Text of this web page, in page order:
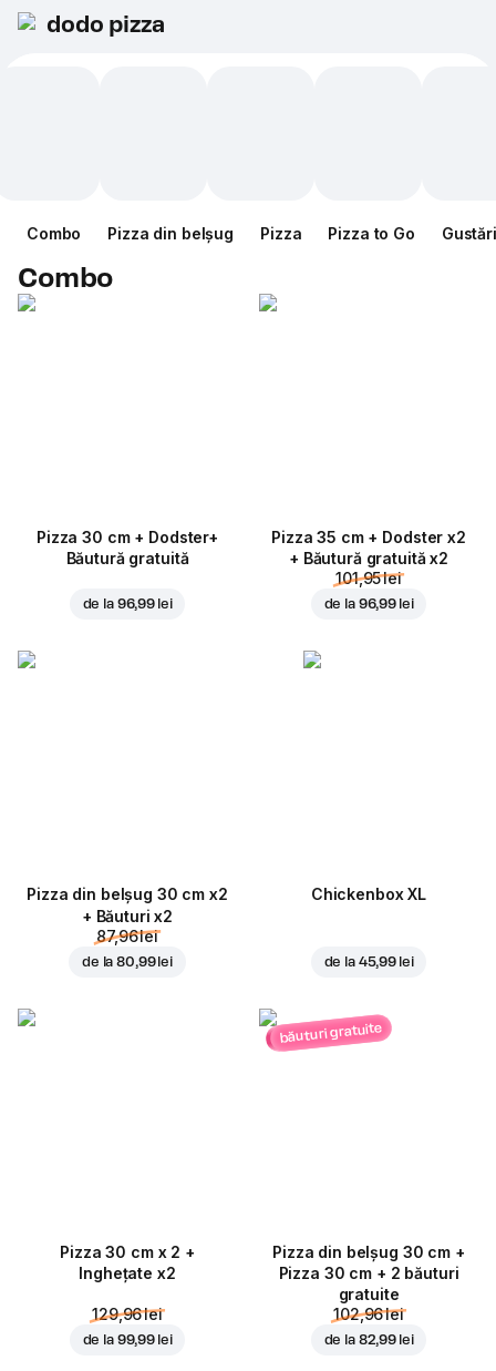
dodo pizza
Combo Pizza din belșug Pizza Pizza to Go Gustări
Combo
Pizza 30 cm + Dodster+
Băutură gratuită
de la 96,99 lei
Pizza 35 cm + Dodster x2
+ Băutură gratuită x2
101,95 lei
de la 96,99 lei
Pizza din belșug 30 cm x2
+ Băuturi x2
87,96 lei
de la80,99 lei
Chickenbox XL
de la 45,99 lei
Pizza 30 cm x 2 +
Inghețate x2
129,96 lei
de la 99,99 lei
băuturi gratuite
Pizza din belșug 30 cm +
Pizza 30 cm + 2 băuturi
gratuite
102,96 lei
de la 82,99 lei